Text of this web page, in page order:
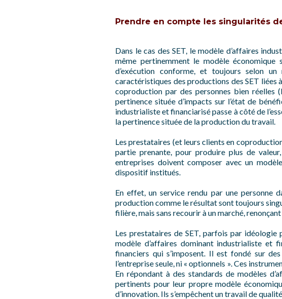
Prendre en compte les singularités
Dans le cas des SET, le modèle d’affaires
même pertinemment le modèle
d’exécution conforme, et toujours selon
caractéristiques des productions des SET liées
coproduction par des personnes bien
pertinence située d’impacts sur l’état de
industrialiste et financiarisé passe à côté de
la pertinence située de la production du travail.
Les prestataires (et leurs clients en
partie prenante, pour produire plus de
entreprises doivent composer avec un
dispositif institués.
En effet, un service rendu par une personne
production comme le résultat sont toujours
filière, mais sans recourir à un marché,
Les prestataires de SET, parfois par idéologie
modèle d’affaires dominant industrialiste et
financiers qui s’imposent. Il est fondé sur
l’entreprise seule, ni « optionnels ». Ces
En répondant à des standards de modèles
pertinents pour leur propre modèle
d’innovation. Ils s’empêchent un travail de